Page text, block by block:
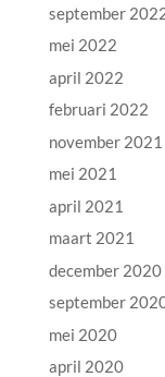
september
mei 2022
april 2022
februari 2022
november 2021
mei 2021
april 2021
maart 2021
december 2020
september
mei 2020
april 2020